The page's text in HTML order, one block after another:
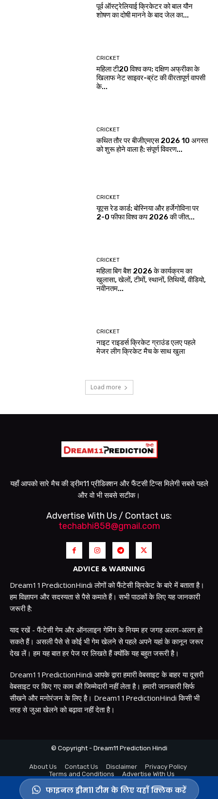
पूर्व ऑस्ट्रेलियाई क्रिकेटर को बाल यौन
शोषण का दोषी मानने के बाद जेल का...
CRICKET
महिला टी20 विश्व कप: दक्षिण अफ्रीका के
खिलाफ नेट साइवर-ब्रंट की वीरतापूर्ण वापसी
के...
CRICKET
कथित तौर पर बीजीएमएस 2026 10 अगस्त
को शुरू होने वाला है: संपूर्ण विवरण...
CRICKET
यूएस रेड कार्ड: बोस्निया और हर्जेगोविना पर
2-0 फीफा विश्व कप 2026 की जीत...
CRICKET
महिला बिग बैश 2026 के कार्यक्रम का
खुलासा, खेलों, टीमों, स्थानों, तिथियों, वीडियो,
नवीनतम...
CRICKET
नाइट राइडर्स क्रिकेट ग्राउंड एलए पहले
मेजर लीग क्रिकेट मैच के साथ खुला
Load more
यहाँ आपको सारे मैच की ड्रीम11 प्रीडिक्शन और फैंटसी टिप्स मिलेगी सबसे पहले
और वो भी सबसे सटीक।
Advertise With Us / Contact us:
techabhi858@gmail.com
ADVICE & WARNING
Dream11PredictionHindi लोगों को फैंटेसी क्रिकेट के बारे में बताता है।
हम विज्ञापन और सदस्यता से पैसे कमाते हैं। सभी पाठकों के लिए यह जानकारी
जरूरी है:
याद रखें - फैंटेसी गेम और ऑनलाइन गेमिंग के नियम हर जगह अलग-अलग हो
सकते हैं। असली पैसे से कोई भी गेम खेलने से पहले अपने यहां के कानून जरूर
देख लें। हम यह बात हर पेज पर लिखते हैं क्योंकि यह बहुत जरूरी है।
Dream11PredictionHindi आपके द्वारा हमारी वेबसाइट के बाहर या दूसरी
वेबसाइट पर किए गए काम की जिम्मेदारी नहीं लेता है। हमारी जानकारी सिर्फ
सीखने और मनोरंजन के लिए है। Dream11PredictionHindi किसी भी
तरह से जुआ खेलने को बढ़ावा नहीं देता है।
© Copyright - Dream11 Prediction Hindi
About Us Contact Us Disclaimer
Privacy Policy
Terms and Conditions
Advertise With Us
फाइनल ड्रीम11 टीम के लिए यहाँ क्लिक करें